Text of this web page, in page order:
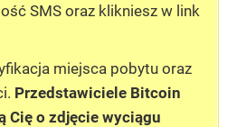
SMS oraz klikniesz w link
miejsca pobytu oraz
Przedstawiciele Bitcoin
Cię o zdjęcie wyciągu